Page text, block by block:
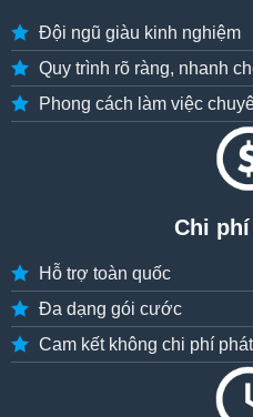
Đội ngũ giàu kinh nghiệm
Quy trình rõ ràng, nhanh
Phong cách làm việc
Chi
Hỗ trợ toàn quốc
Đa dạng gói cước
Cam kết không chi phí